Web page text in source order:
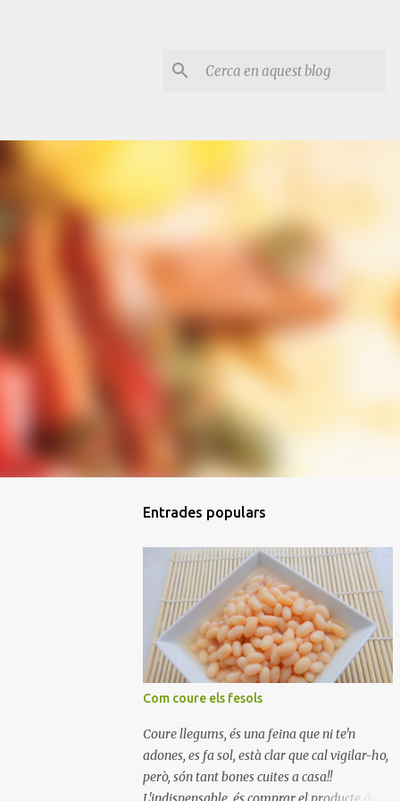
Entrades populars
Com coure els fesols
Coure llegums, és una feina que ni te'n
adones, es fa sol, està clar que cal vigilar-ho,
però, són tant bones cuites a casa!!